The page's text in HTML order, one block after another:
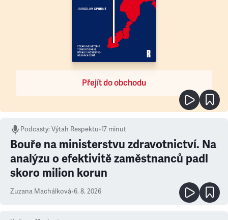
Přejít do obchodu
Podcasty:Výtah Respektu•17 minut
Bouře na ministerstvu zdravotnictví. Na
analýzu o efektivitě zaměstnanců padl
skoro milion korun
Zuzana Machálková•6. 8. 2026